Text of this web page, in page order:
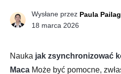
Wysłane przez Paula
18 marca 2026
Nauka jak zsynchronizować
Maca Może być pomocne,